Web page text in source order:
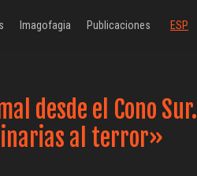
ESP
Imagofagia Publicaciones
desde el Cono Sur.
al terror»